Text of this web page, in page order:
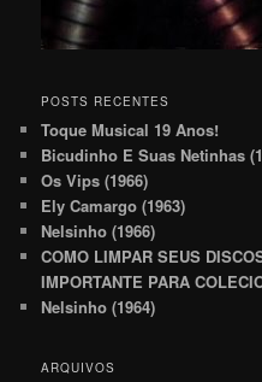
POSTS RECENTES
Toque Musical 19 Anos!
Bicudinho E Suas Netinhas
Os Vips (1966)
Ely Camargo (1963)
Nelsinho (1966)
COMO LIMPAR SEUS
IMPORTANTE PARA
Nelsinho (1964)
ARQUIVOS